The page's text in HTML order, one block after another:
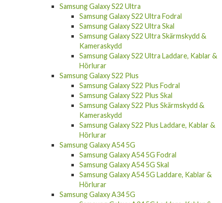
Samsung Galaxy S22 Fodral
Samsung Galaxy S22 Skal
Samsung Galaxy S22 Laddare, Kablar &
Hörlurar
Samsung Galaxy S22 Ultra
Samsung Galaxy S22 Ultra Fodral
Samsung Galaxy S22 Ultra Skal
Samsung Galaxy S22 Ultra Skärmskydd &
Kameraskydd
Samsung Galaxy S22 Ultra Laddare, Kablar &
Hörlurar
Samsung Galaxy S22 Plus
Samsung Galaxy S22 Plus Fodral
Samsung Galaxy S22 Plus Skal
Samsung Galaxy S22 Plus Skärmskydd &
Kameraskydd
Samsung Galaxy S22 Plus Laddare, Kablar &
Hörlurar
Samsung Galaxy A54 5G
Samsung Galaxy A54 5G Fodral